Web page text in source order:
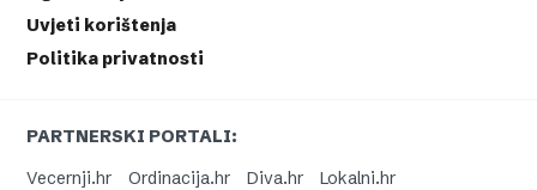
Uvjeti korištenja
Politika privatnosti
PARTNERSKI PORTALI:
Vecernji.hr
Ordinacija.hr Diva.hr
Lokalni.hr